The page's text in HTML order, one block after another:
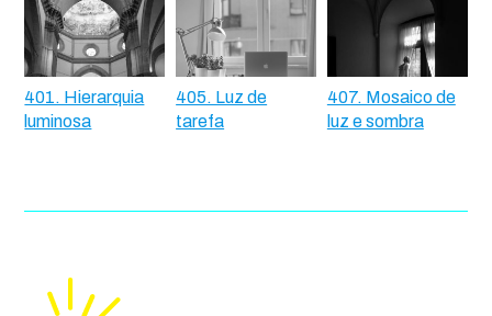
401. Hierarquia
luminosa
405. Luz de
tarefa
407. Mosaico de
luz e sombra